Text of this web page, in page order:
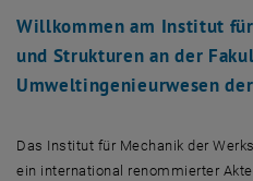
Willkommen am Institut
und Strukturen an der
Umweltingenieurwesen
Das Institut für Mechanik der
ein international renommierter